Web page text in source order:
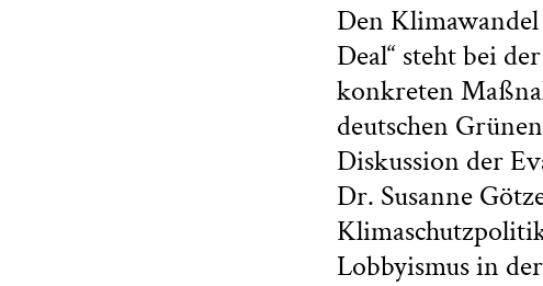
Den
Deal“ steht bei
konkreten
deutschen
Diskussion der
Dr. Susanne
Lobbyismus in